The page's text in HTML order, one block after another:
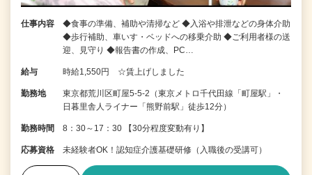
仕事内容
◆食事の準備、補助や清掃など ◆入浴や排泄などの身体介助
◆歩行補助、車いす・ベッドへの移乗介助 ◆ご利用者様の送
迎、見守り ◆報告書の作成、PC…
給与 時給1,550円 ☆賃上げしました
勤務地
東京都荒川区町屋5-5-2（東京メトロ千代田線「町屋駅」・
日暮里舎人ライナー「熊野前駅」徒歩12分）
勤務時間 8：30～17：30 【30分程度変動有り】
応募資格 未経験者OK！認知症介護基礎研修（入職後の受講可）